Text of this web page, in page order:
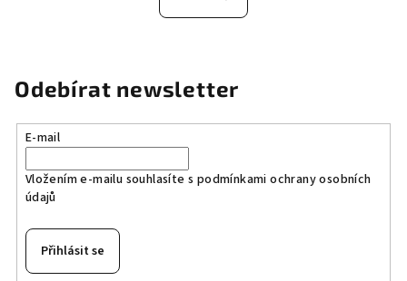
Odebírat newsletter
E-mail
Vložením e-mailu souhlasíte s podmínkami ochrany osobních
údajů
Přihlásit se